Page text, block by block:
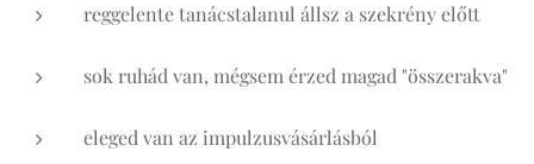
reggelente tanácstalanul állsz a szekrény előtt
sok ruhád van, mégsem érzed magad "összerakva"
eleged van az impulzusvásárlásból